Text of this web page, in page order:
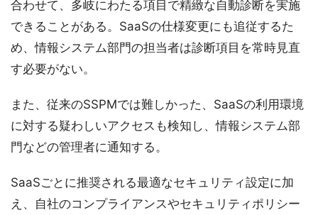
合わせて、多岐にわたる項目で精緻な自動診断を実施
できることがある。SaaSの仕様変更にも追従するた
め、情報システム部門の担当者は診断項目を常時見直
す必要がない。
また、従来のSSPMでは難しかった、SaaSの利用環境
に対する疑わしいアクセスも検知し、情報システム部
門などの管理者に通知する。
SaaSごとに推奨される最適なセキュリティ設定に加
え、自社のコンプライアンスやセキュリティポリシー